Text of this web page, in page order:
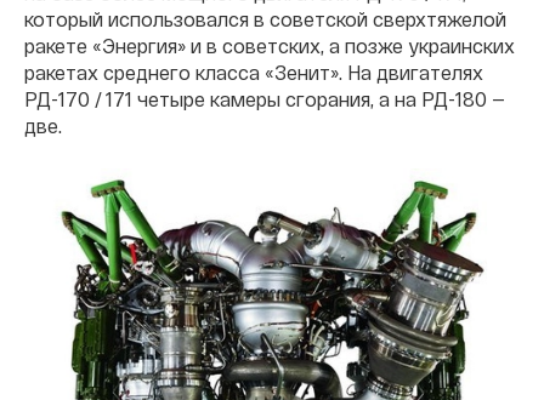
который использовался в советской сверхтяжелой
ракете «Энергия» и в советских, а позже украинских
ракетах среднего класса «Зенит». На двигателях
РД-170 / 171 четыре камеры сгорания, а на РД-180 —
две.